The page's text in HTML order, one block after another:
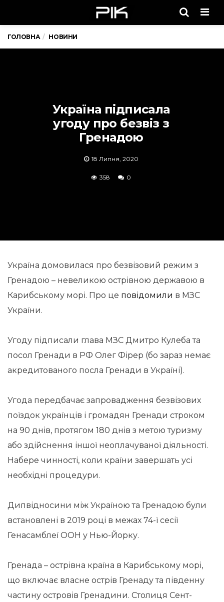
ГОЛОВНА НОВИНИ
Україна підписала
угоду про безвіз з
Гренадою
18 Липня, 2020
358 0
Україна домовилася про безвізовий режим з
Гренадою – невеликою острівною державою в
Карибському морі. Про це повідомили в МЗС
України.
Угоду підписали глава МЗС Дмитро Кулеба та
посол Гренади в РФ Олег Фірер (бо зараз немає
акредитованого посла Гренади в Україні).
Угода передбачає запровадження безвізових
поїздок українців і громадян Гренади строком
на 90 днів, протягом 180 днів з метою туризму
або здійснення іншої неоплачуваної діяльності.
Набере чинності, коли країни завершать усі
необхідні процедури.
Дипвідносини між Україною та Гренадою були
встановлені в 2019 році в межах 74-ї сесії
Генасамблеї ООН у Нью-Йорку.
Гренада – острівна країна в Карибському морі,
що включає власне острів Гренаду та південну
частину островів Гренадини. Столиця Сент-